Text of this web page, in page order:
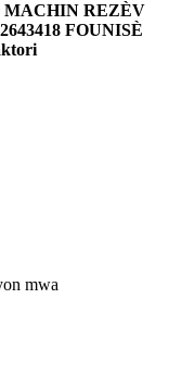
MACHIN REZÈV
FOUNISÈ
mwa